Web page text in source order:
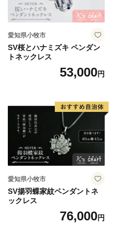
愛知県小牧市
SV桜とハナミズキ ペンダン
トネックレス
53,000円
愛知県小牧市
SV揚羽蝶家紋ペンダントネ
ックレス
76,000円